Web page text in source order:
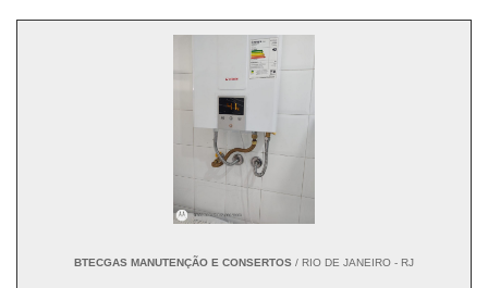
BTECGAS MANUTENÇÃO E CONSERTOS / RIO DE JANEIRO - RJ